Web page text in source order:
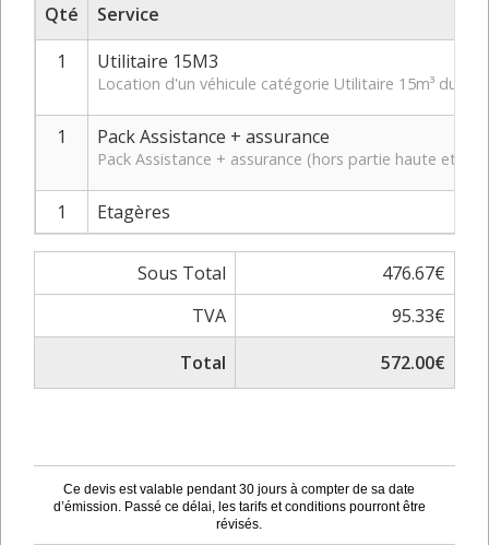
Qté
Service
1
Utilitaire 15M3
Location d'un véhicule catégorie Utilitaire 15m³ du
1 Pack Assistance + assurance
Pack Assistance + assurance (hors partie haute et
1 Etagères
Sous Total
476.67€
TVA
95.33€
Total
572.00€
Ce devis est valable pendant 30 jours à compter de sa date
d’émission. Passé ce délai, les tarifs et conditions pourront être
révisés.